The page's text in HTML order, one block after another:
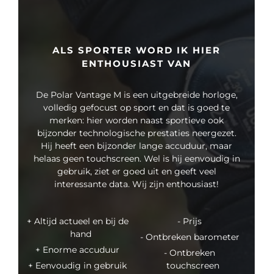
ALS SPORTER WORD IK HIER
ENTHOUSIAST VAN
De Polar Vantage M is een uitgebreide horloge,
volledig gefocust op sport en dat is goed te
merken: hier worden naast sportieve ook
bijzonder technologische prestaties neergezet.
Hij heeft een bijzonder lange accuduur, maar
helaas geen touchscreen. Wel is hij eenvoudig in
gebruik, ziet er goed uit en geeft veel
interessante data. Wij zijn enthousiast!
Altijd actueel en bij de
hand
Enorme accuduur
Eenvoudig in gebruik
Prijs
Ontbreken barometer
Ontbreken
touchscreen